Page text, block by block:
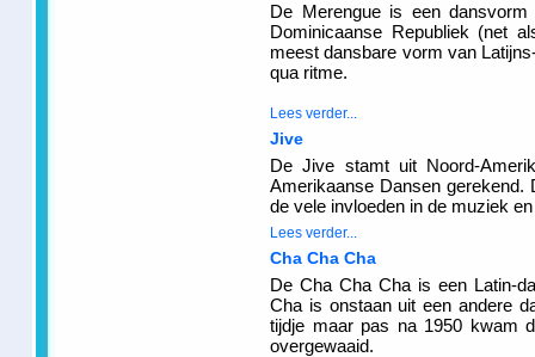
De Merengue is een
Dominicaanse Republiek (net
meest dansbare vorm van
qua ritme.
Lees verder...
Jive
De Jive stamt uit Noord-
Amerikaanse Dansen
de vele invloeden in de muziek
Lees verder...
Cha Cha Cha
De Cha Cha Cha is een Latin-
Cha is onstaan uit een andere
tijdje maar pas na 1950 kwam
overgewaaid.